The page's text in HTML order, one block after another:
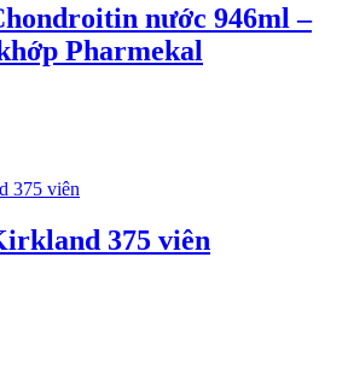
nước 946ml –
Pharmekal
375 viên